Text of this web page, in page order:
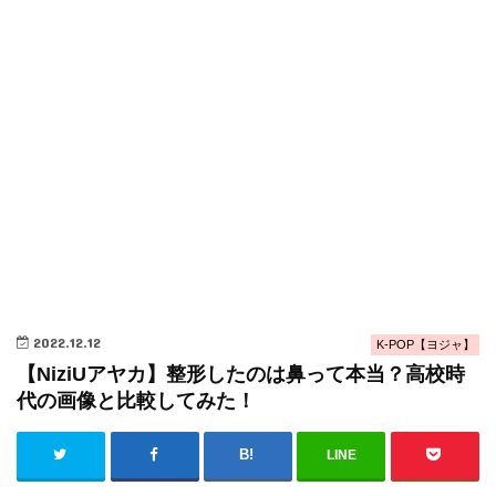
K-POP【ヨジャ】
2022.12.12
【NiziUアヤカ】整形したのは鼻って本当？高校時
代の画像と比較してみた！
LINE